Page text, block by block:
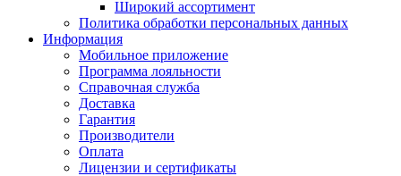
Широкий ассортимент
Политика обработки персональных данных
Информация
Мобильное приложение
Программа лояльности
Справочная служба
Доставка
Гарантия
Производители
Оплата
Лицензии и сертификаты